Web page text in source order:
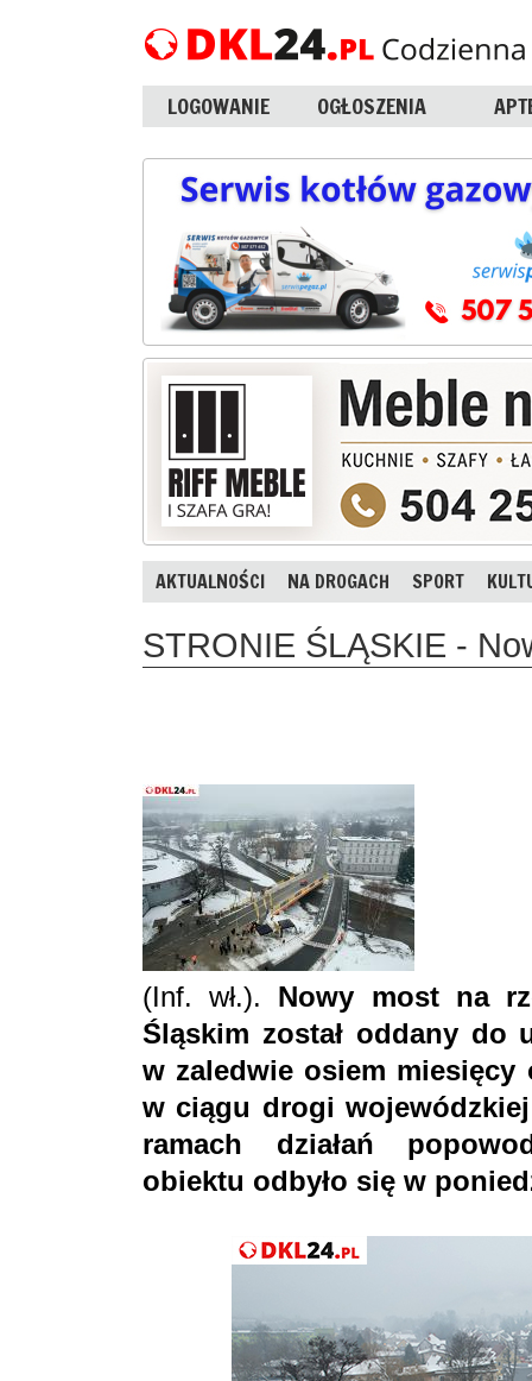
LOGOWANIE OGŁOSZENIA
AKTUALNOŚCI NA DROGACH SPORT
STRONIE ŚLĄSKIE -
(Inf. wł.). Nowy most na
Śląskim został oddany do
w zaledwie osiem miesięcy
w ciągu drogi
ramach działań
obiektu odbyło się w